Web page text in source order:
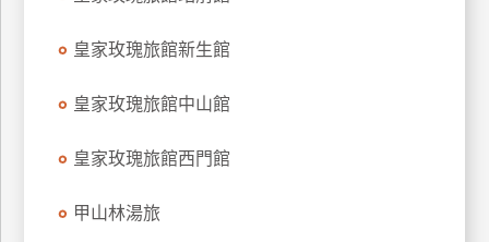
皇家玫瑰旅館新生館
皇家玫瑰旅館中山館
皇家玫瑰旅館西門館
甲山林湯旅